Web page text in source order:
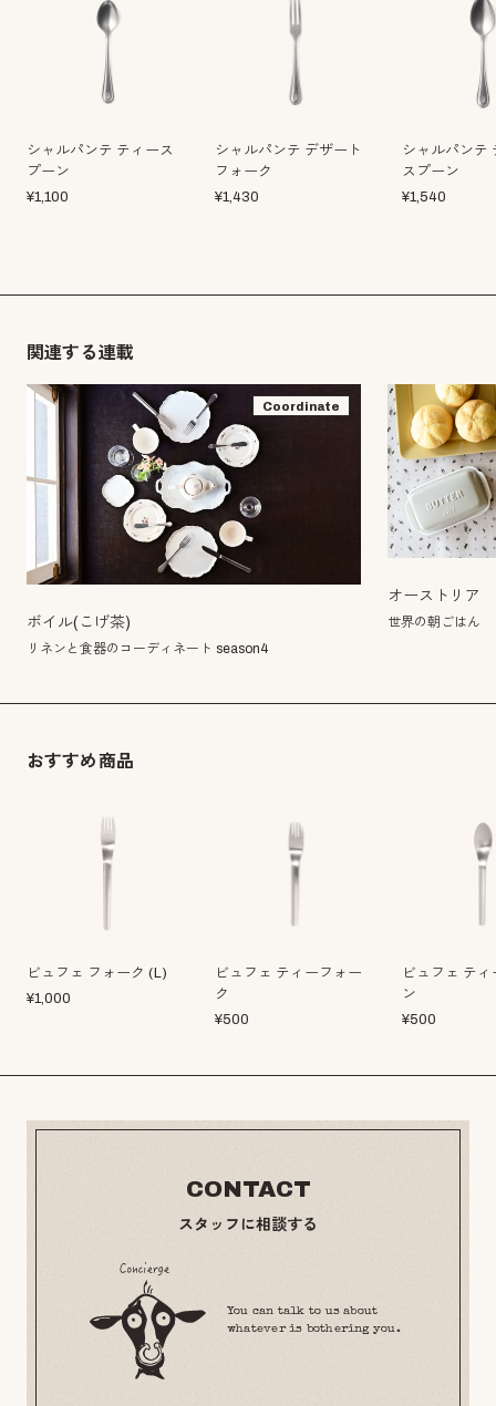
シャルパンテ ティース
プーン
¥1,100
シャルパンテ デザート
フォーク
¥1,430
シャルパンテ
スプーン
¥1,540
関連する連載
Coordinate
ボイル(こげ茶)
リネンと食器のコーディネート season4
オーストリア
世界の朝ごはん
おすすめ商品
ビュフェ フォーク (L)
¥1,000
ビュフェ ティーフォー
ク
¥500
ビュフェ テ
ン
¥500
CONTACT
スタッフに相談する
You can talk to us about
whatever is bothering you.